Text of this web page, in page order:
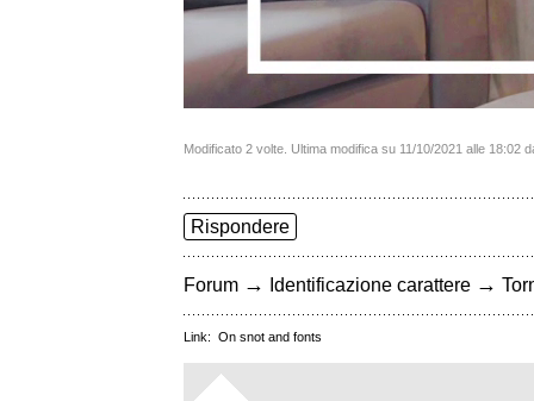
Modificato 2 volte. Ultima modifica su 11/10/2021 alle 18:02
Rispondere
Forum → Identificazione carattere →
Link: On snot and fonts